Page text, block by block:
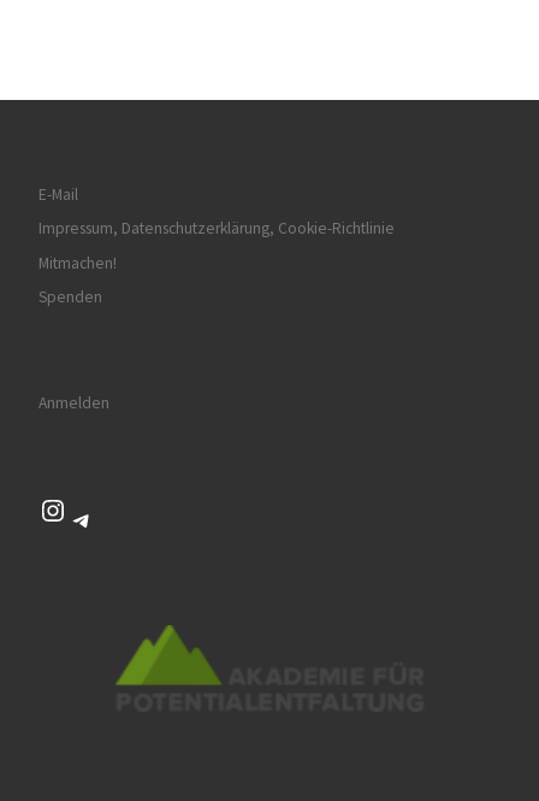
E-Mail
Impressum, Datenschutzerklärung, Cookie-Richtlinie
Mitmachen!
Spenden
Anmelden
Instagram
Telegram